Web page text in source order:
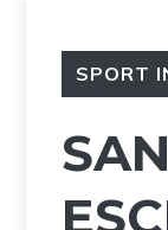
SPORT